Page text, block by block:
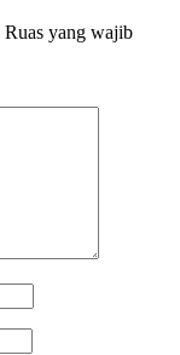
Ruas yang wajib